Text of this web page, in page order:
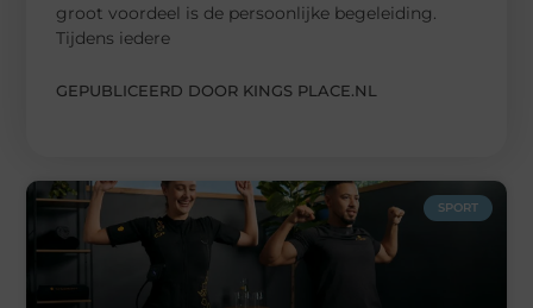
groot voordeel is de persoonlijke begeleiding.
Tijdens iedere
GEPUBLICEERD DOOR KINGS PLACE.NL
SPORT